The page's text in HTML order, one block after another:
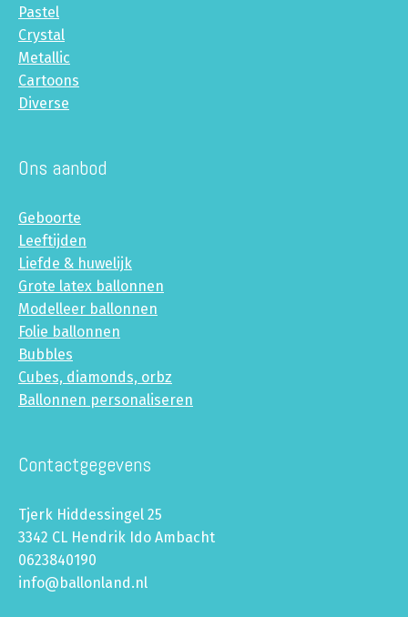
Pastel
Crystal
Metallic
Cartoons
Diverse
Ons aanbod
Geboorte
Leeftijden
Liefde & huwelijk
Grote latex ballonnen
Modelleer ballonnen
Folie ballonnen
Bubbles
Cubes, diamonds, orbz
Ballonnen personaliseren
Contactgegevens
Tjerk Hiddessingel 25
3342 CL Hendrik Ido Ambacht
0623840190
info@ballonland.nl